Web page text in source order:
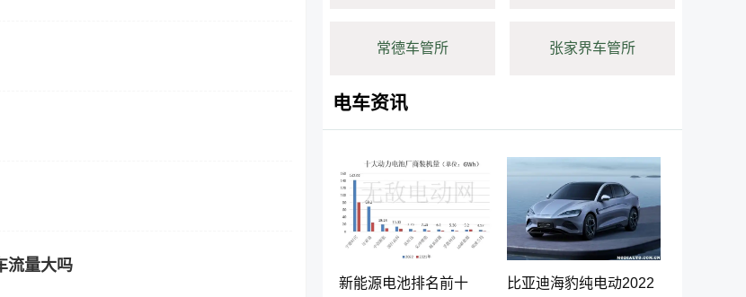
流量大吗
常德车管所 张家界车管所
电车资讯
新能源电池排名前十
比亚迪海豹纯电动2022